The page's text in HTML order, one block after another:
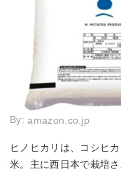
By:amazon.co.jp
ヒノヒカリは、コシヒ
米。主に西日本で栽培